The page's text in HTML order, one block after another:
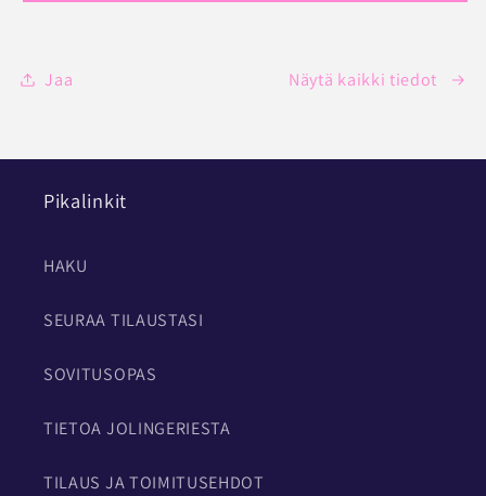
Jaa Näytä kaikki tiedot
Pikalinkit
HAKU
SEURAA TILAUSTASI
SOVITUSOPAS
TIETOA JOLINGERIESTA
TILAUS JA TOIMITUSEHDOT